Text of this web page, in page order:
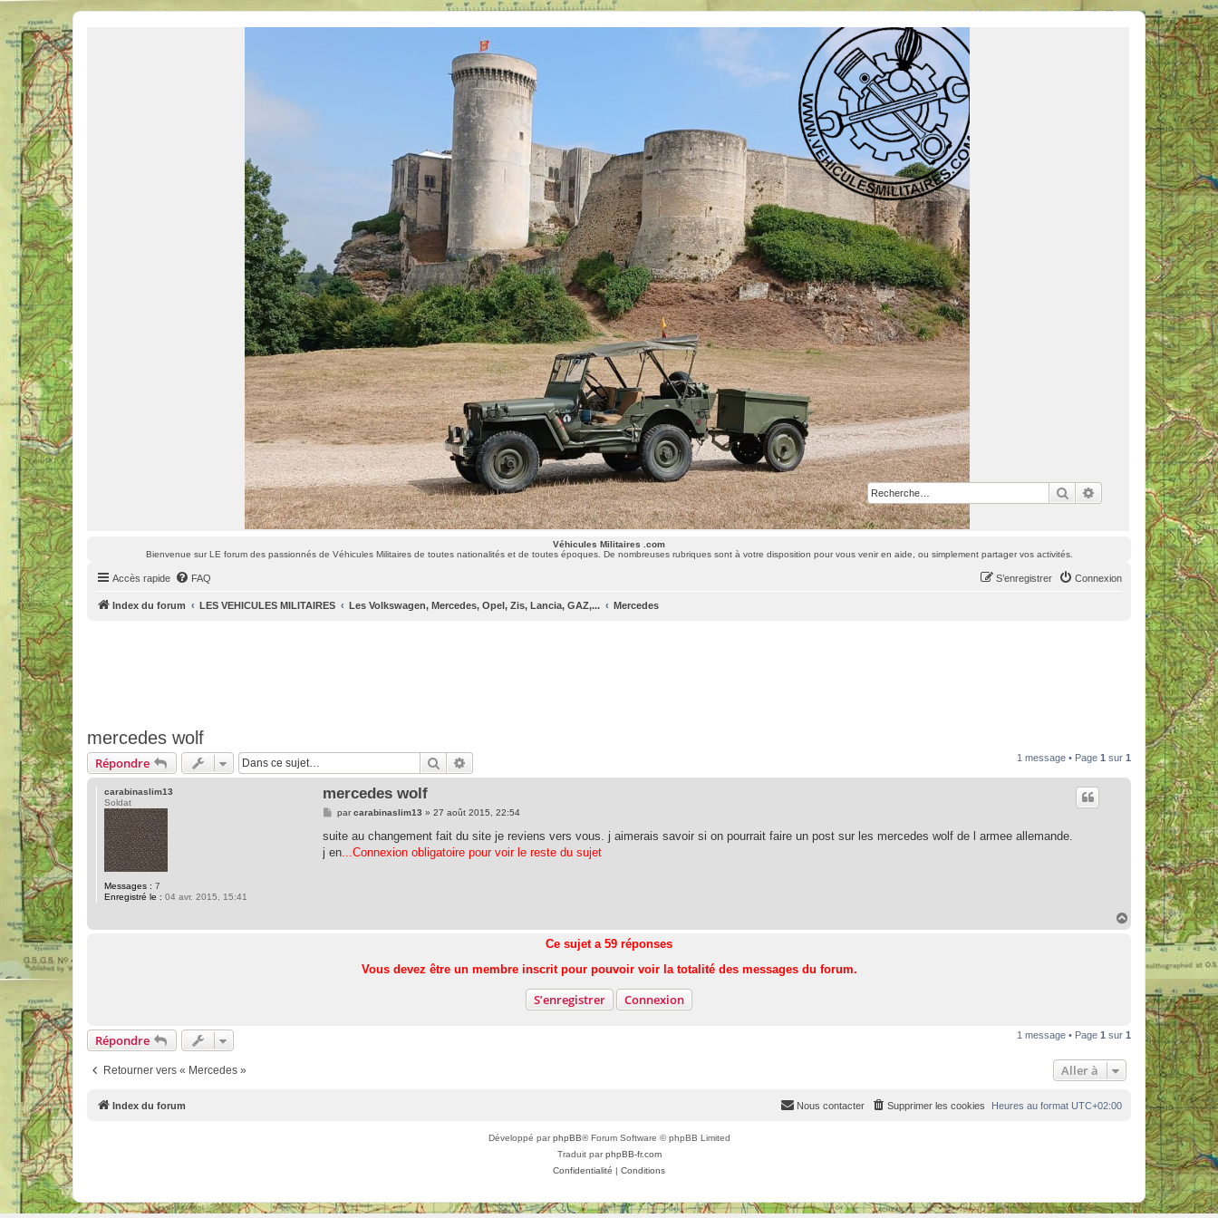
RechercherRecherche avancée
Bienvenue sur LE forum des passionnés de Véhicules Militaires de toutes nationalités et de toutes époques. De nombreuses rubriques sont à votre disposition pour vous venir en aide, ou simplement partager vos activités.
Véhicules Militaires .com
Bienvenue sur LE forum des passionnés de Véhicules Militaires de toutes nationalités et de toutes époques. De nombreuses rubriques sont à votre disposition pour vous venir en aide, ou simplement partager vos activités.
Accès rapide FAQ Connexion
S’enregistrer
Index du forum LES VEHICULES MILITAIRES Les Volkswagen, Mercedes, Opel, Zis, Lancia, GAZ,... Mercedes
mercedes wolf
Répondre Rechercher 1 message • Page 1 sur 1
carabinaslim13
Soldat
Messages : 7
Enregistré le : 04 avr. 2015, 15:41
mercedes wolf
M
s
a
parcarabinaslim13 » 27 août 2015, 22:54
suite au changement fait du site je reviens vers vous. j aimerais savoir si on pourrait faire un post sur les mercedes wolf de l armee allemande.
j en ...Connexion obligatoire pour voir le reste du sujet
Ce sujet a 59 réponses
Vous devez être un membre inscrit pour pouvoir voir la totalité des messages du forum.
S’enregistrer Connexion
Répondre 1 message • Page 1 sur 1
Retourner vers « Mercedes » Aller à
Index du forum Heures au format UTC+02:00
Supprimer les cookies
Nous contacter
Développé parphpBB® Forum Software © phpBB Limited
Traduit parphpBB-fr.com
Confidentialité | Conditions